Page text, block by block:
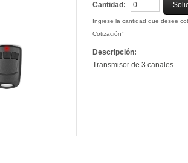
Cantidad:
Ingrese la cantidad que desee
Cotización"
Descripción:
Transmisor de 3 canales.